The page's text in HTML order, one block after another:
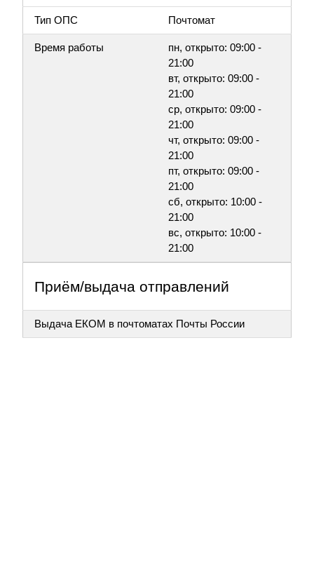
Тип ОПС Почтомат
Время работы
пн, открыто: 09:00 -
21:00
вт, открыто: 09:00 -
21:00
ср, открыто: 09:00 -
21:00
чт, открыто: 09:00 -
21:00
пт, открыто: 09:00 -
21:00
сб, открыто: 10:00 -
21:00
вс, открыто: 10:00 -
21:00
Приём/выдача отправлений
Выдача ЕКОМ в почтоматах Почты России